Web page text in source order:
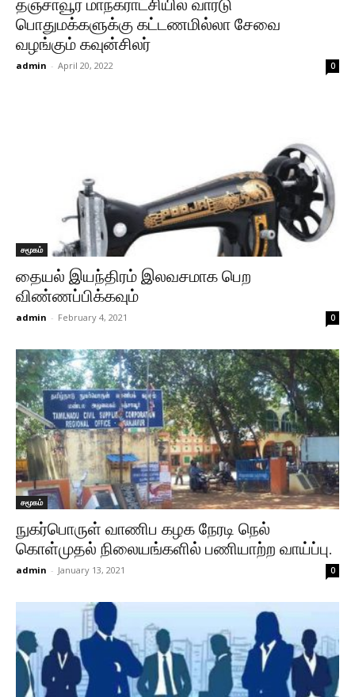
தஞ்சாவூர் மாநகராட்சியில் வார்டு
பொதுமக்களுக்கு கட்டணமில்லா சேவை
வழங்கும் கவுன்சிலர்
admin - April 20, 2022 0
சமூகம்
தையல் இயந்திரம் இலவசமாக பெற
விண்ணப்பிக்கவும்
admin - February 4, 2021 0
சமூகம்
நுகர்பொருள் வாணிப கழக நேரடி நெல்
கொள்முதல் நிலையங்களில் பணியாற்ற வாய்ப்பு.
admin - January 13, 2021 0